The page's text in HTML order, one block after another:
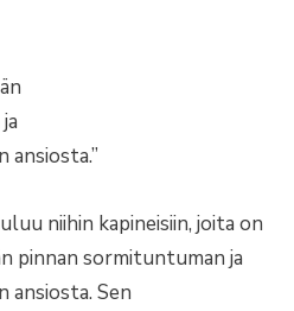
niihin kapineisiin, joita on
pinnan sormituntuman ja
Sen